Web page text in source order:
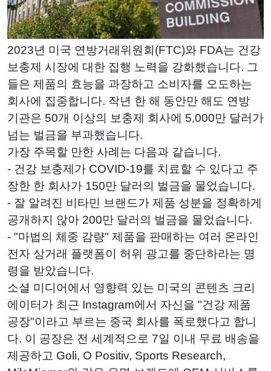
2023년 미국 연방거래위원회(FTC)와 FDA는 건강
보충제 시장에 대한 집행 노력을 강화했습니다. 그
들은 제품의 효능을 과장하고 소비자를 오도하는
회사에 집중합니다. 작년 한 해 동안만 해도 연방
기관은 50개 이상의 보충제 회사에 5,000만 달러가
넘는 벌금을 부과했습니다.
가장 주목할 만한 사례는 다음과 같습니다.
- 건강 보충제가 COVID-19를 치료할 수 있다고 주
장한 한 회사가 150만 달러의 벌금을 물었습니다.
- 잘 알려진 비타민 브랜드가 제품 성분을 정확하게
공개하지 않아 200만 달러의 벌금을 물었습니다.
- "마법의 체중 감량" 제품을 판매하는 여러 온라인
전자 상거래 플랫폼이 허위 광고를 중단하라는 명
령을 받았습니다.
소셜 미디어에서 영향력 있는 미국의 콘텐츠 크리
에이터가 최근 Instagram에서 자신을 "건강 제품
공장"이라고 부르는 중국 회사를 폭로했다고 합니
다. 이 공장은 전 세계적으로 7일 이내 무료 배송을
제공하고 Goli, O Positiv, Sports Research,